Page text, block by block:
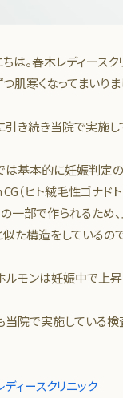
は。春木レディースク
肌寒くなってまいりま
引き続き当院で実施し
は基本的に妊娠判定の
（ヒト絨毛性ゴナドト
の一部で作られるため
似た構造をしているの
ルモンは妊娠中で上
当院で実施している検
ィースクリニック